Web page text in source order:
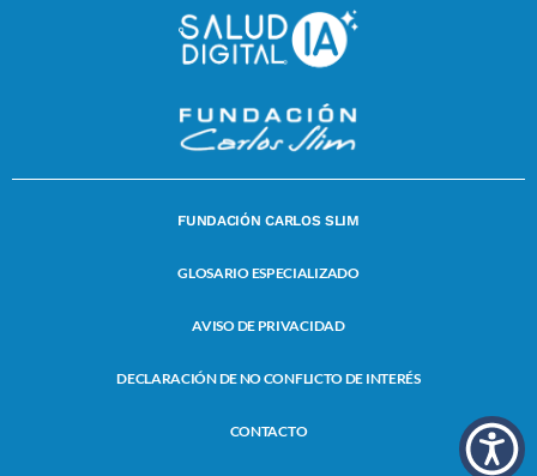
FUNDACIÓN CARLOS SLIM
GLOSARIO ESPECIALIZADO
AVISO DE PRIVACIDAD
DECLARACIÓN DE NO CONFLICTO DE INTERÉS
CONTACTO